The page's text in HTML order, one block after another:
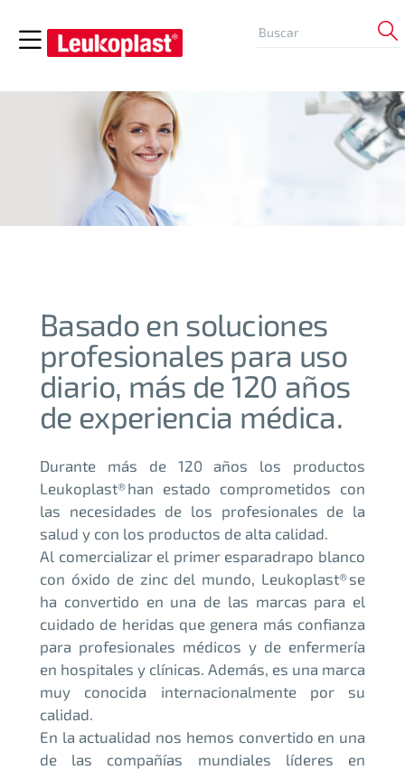
Basado en soluciones
profesionales para uso
diario, más de 120 años
de experiencia médica.
Durante más de 120 años los productos
Leukoplast® han estado comprometidos con
las necesidades de los profesionales de la
salud y con los productos de alta calidad.
Al comercializar el primer esparadrapo blanco
con óxido de zinc del mundo, Leukoplast® se
ha convertido en una de las marcas para el
cuidado de heridas que genera más confianza
para profesionales médicos y de enfermería
en hospitales y clínicas. Además, es una marca
muy conocida internacionalmente por su
calidad.
En la actualidad nos hemos convertido en una
de las compañías mundiales líderes en